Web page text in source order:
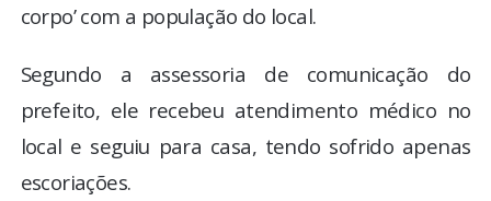
COLUNISTAS
corpo’ com a população do local.
Segundo a assessoria de comunicação do
prefeito, ele recebeu atendimento médico no
local e seguiu para casa, tendo sofrido apenas
escoriações.